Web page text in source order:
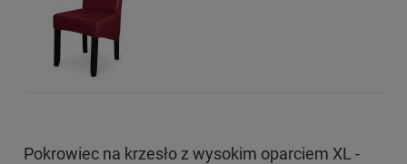
Pokrowiec na krzesło z wysokim oparciem XL -